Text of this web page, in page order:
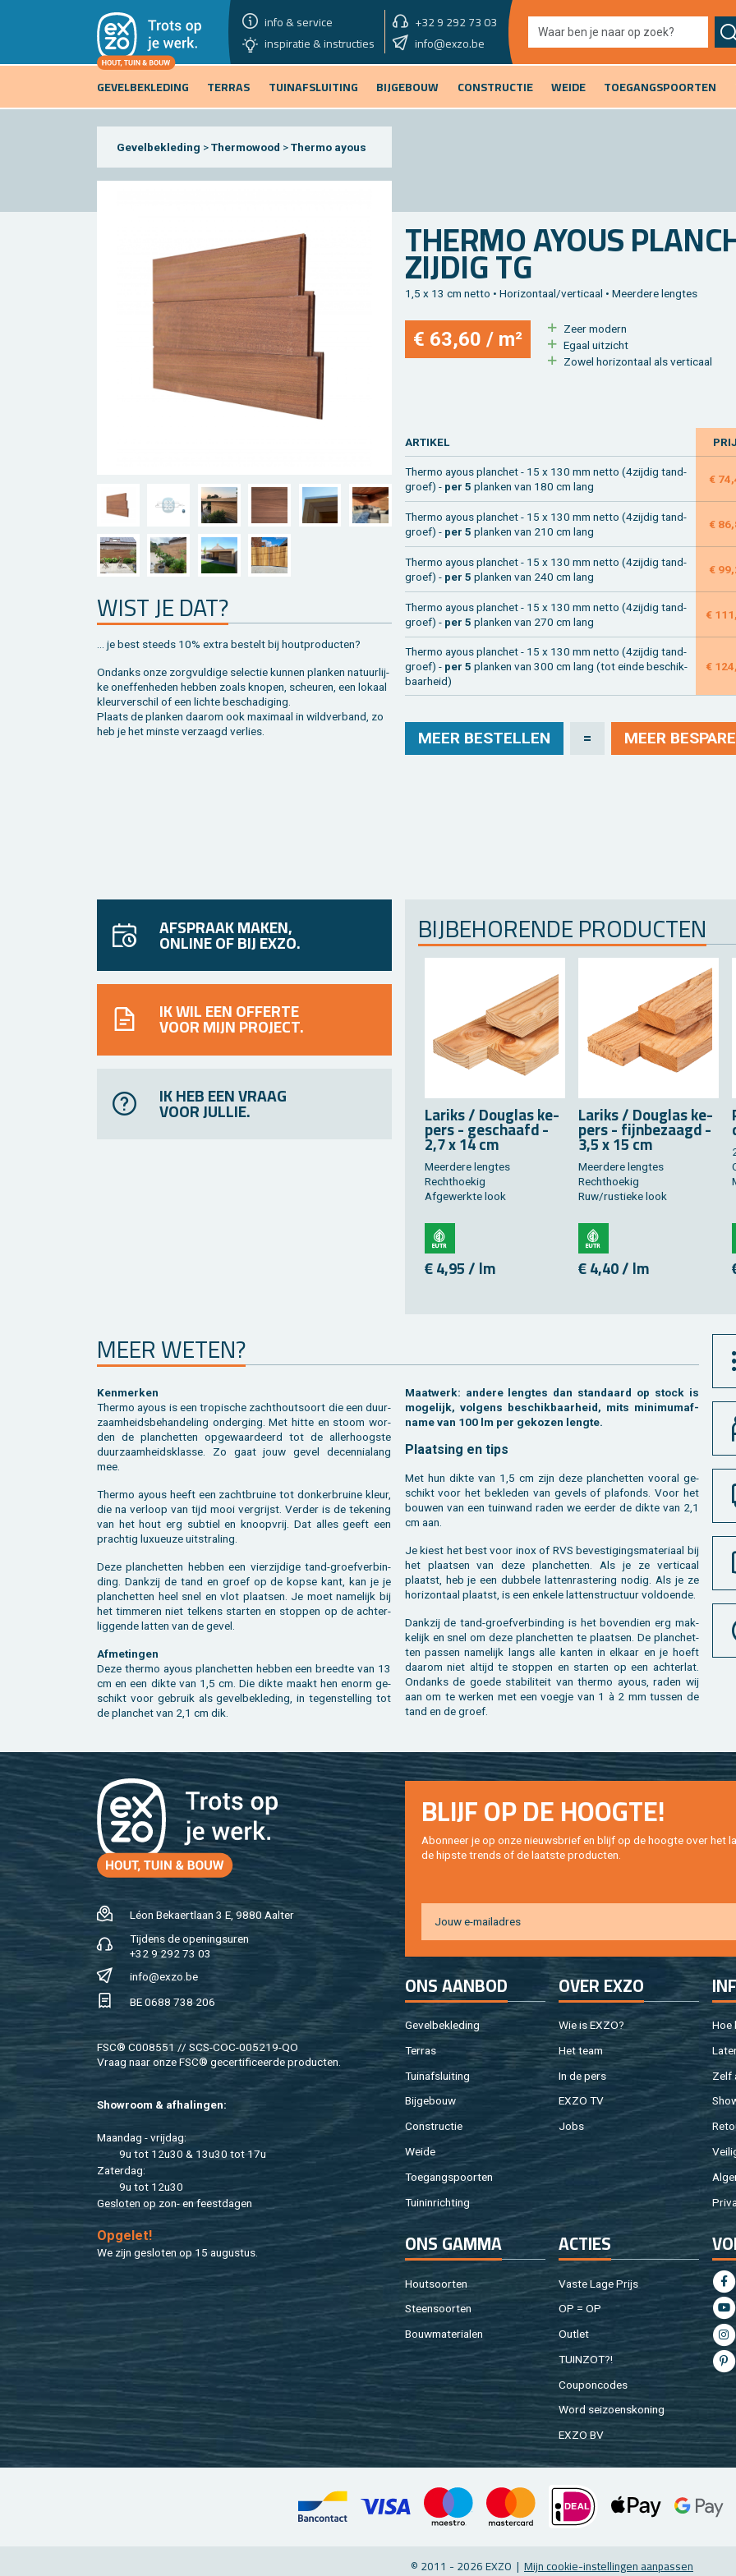
info & service +32 9 292 73 03
showroom vandaag
inspiratie & instructies
info@exzo.be 9u - 12u30
GEVELBEKLEDING
TERRAS TUINAFSLUITING BIJGEBOUW CONSTRUCTIE WEIDE TOEGANGSPOORTEN
Gevelbekleding >Thermowood >Thermo ayous
WIST JE DAT?
... je best steeds 10% extra be­stelt bij hout­pro­duc­ten?
On­danks onze zorg­vul­di­ge se­lec­tie kun­nen plan­ken na­tuur­lij­
ke on­ef­fen­he­den heb­ben zoals kno­pen, scheu­ren, een lo­kaal
kleur­ver­schil of een lich­te be­scha­di­ging.
Plaats de plan­ken daar­om ook maxi­maal in wild­ver­band, zo
heb je het min­ste ver­zaagd ver­lies.
THER­MO AYOUS
ZIJ­DIG TG
1,5 x 13 cm netto • Ho­ri­zon­taal/ver­ti­caal • Meer­de­re leng­tes
€ 63,60 / m²
Zeer mo­dern
Egaal uit­zicht
Zowel ho­ri­zon­taal als ver­ti­caal
AR­TI­KEL
Ther­mo ayous plan­chet - 15 x 130 mm netto (4zij­dig tand­
groef) - per 5 plan­ken van 180 cm lang
€
Ther­mo ayous plan­chet - 15 x 130 mm netto (4zij­dig tand­
groef) - per 5 plan­ken van 210 cm lang
€
Ther­mo ayous plan­chet - 15 x 130 mm netto (4zij­dig tand­
groef) - per 5 plan­ken van 240 cm lang
€
Ther­mo ayous plan­chet - 15 x 130 mm netto (4zij­dig tand­
groef) - per 5 plan­ken van 270 cm lang
€
Ther­mo ayous plan­chet - 15 x 130 mm netto (4zij­dig tand­
groef) - per 5 plan­ken van 300 cm lang (tot einde be­schik­
baar­heid)
€
MEER BE­STEL­LEN = MEER
AFSPRAAK MAKEN,
ONLINE OF BIJ EXZO.
IK WIL EEN OFFERTE
VOOR MIJN PROJECT.
IK HEB EEN VRAAG
VOOR JULLIE.
BIJ­BE­HO­REN­DE PRO­DUC­TEN
La­riks / Dou­g­las ke­
pers - ge­schaafd -
2,7 x 14 cm
Meer­de­re leng­tes
Recht­hoe­kig
Af­ge­werk­te look
€ 4,95 / lm
La­riks / Dou­g­las ke­
pers - fijn­be­zaagd -
3,5 x 15 cm
Meer­de­re leng­tes
Recht­hoe­kig
Ruw/rus­tie­ke look
€ 4,40 / lm
MEER WETEN?
Ken­mer­ken
Ther­mo ayous is een tro­pi­sche zacht­hout­soort die een duur­
zaam­heids­be­han­de­ling on­der­ging. Met hitte en stoom wor­
den de plan­chet­ten op­ge­waar­deerd tot de al­ler­hoog­ste
duur­zaam­heids­klas­se. Zo gaat jouw gevel de­cen­nia­lang
mee.
Ther­mo ayous heeft een zacht­brui­ne tot don­ker­brui­ne kleur,
die na ver­loop van tijd mooi ver­grijst. Ver­der is de te­ke­ning
van het hout erg sub­tiel en knoop­vrij. Dat alles geeft een
prach­tig luxu­eu­ze uit­stra­ling.
Deze plan­chet­ten heb­ben een vier­zij­di­ge tand-groef­ver­bin­
ding. Dank­zij de tand en groef op de kopse kant, kan je je
plan­chet­ten heel snel en vlot plaat­sen. Je moet na­me­lijk bij
het tim­me­ren niet tel­kens star­ten en stop­pen op de ach­ter­
lig­gen­de lat­ten van de gevel.
Af­me­tin­gen
Deze ther­mo ayous plan­chet­ten heb­ben een breed­te van 13
cm en een dikte van 1,5 cm. Die dikte maakt hen enorm ge­
schikt voor ge­bruik als ge­vel­be­kle­ding, in te­gen­stel­ling tot
de plan­chet van 2,1 cm dik.
Maat­werk: an­de­re leng­tes dan stan­daard op stock is
mo­ge­lijk, vol­gens be­schik­baar­heid, mits mi­ni­mum­af­
na­me van 100 lm per ge­ko­zen leng­te.
Plaat­sing en tips
Met hun dikte van 1,5 cm zijn deze plan­chet­ten voor­al ge­
schikt voor het be­kle­den van ge­vels of pla­fonds. Voor het
bou­wen van een tuin­wand raden we eer­der de dikte van 2,1
cm aan.
Je kiest het best voor inox of RVS be­ves­ti­gings­ma­te­ri­aal bij
het plaat­sen van deze plan­chet­ten. Als je ze ver­ti­caal
plaatst, heb je een dub­be­le lat­ten­ras­te­ring nodig. Als je ze
ho­ri­zon­taal plaatst, is een en­ke­le lat­ten­struc­tuur vol­doen­de.
Dank­zij de tand-groef­ver­bin­ding is het bo­ven­dien erg mak­
ke­lijk en snel om deze plan­chet­ten te plaat­sen. De plan­chet­
ten pas­sen na­me­lijk langs alle kan­ten in el­kaar en je hoeft
daar­om niet al­tijd te stop­pen en star­ten op een ach­ter­lat.
On­danks de goede sta­bi­li­teit van ther­mo ayous, raden wij
aan om te wer­ken met een voeg­je van 1 à 2 mm tus­sen de
tand en de groef.
Léon Be­kaert­laan 3 E, 9880 Aal­ter
Tij­dens de ope­nings­uren
+32 9 292 73 03
info@​exzo.​be
BE 0688 738 206
FSC® C008551 // SCS-COC-005219-QO
Vraag naar onze FSC® ge­cer­ti­fi­ceer­de pro­duc­ten.
Show­room & af­ha­lin­gen:
Maan­dag - vrij­dag:
9u tot 12u30 & 13u30 tot 17u
Za­ter­dag:
9u tot 12u30
Ge­slo­ten op zon- en feest­da­gen
Op­ge­let!
We zijn ge­slo­ten op 15 au­gus­tus.
BLIJF OP DE HOOG­TE!
Abon­neer je op onze nieuws­brief en blijf op de hoog­te over het
de hip­s­te trends of de laat­ste pro­duc­ten.
ONS AAN­BOD
Ge­vel­be­kle­ding
Ter­ras
Tuin­af­slui­ting
Bij­ge­bouw
Con­struc­tie
Weide
Toe­gangs­poor­ten
Tuin­in­rich­ting
OVER EXZO
Wie is EXZO?
Het team
In de pers
EXZO TV
Jobs
Hoe
Zelf
ONS GAMMA
Hout­soor­ten
Steen­soor­ten
Bouw­ma­te­ri­a­len
AC­TIES
Vaste Lage Prijs
OP = OP
Out­let
TUIN­ZOT?!
Cou­pon­co­des
Word sei­zoens­ko­ning
EXZO BV
© 2011 - 2026 EXZO | Mijn coo­kie-in­stel­lin­gen aan­pas­sen